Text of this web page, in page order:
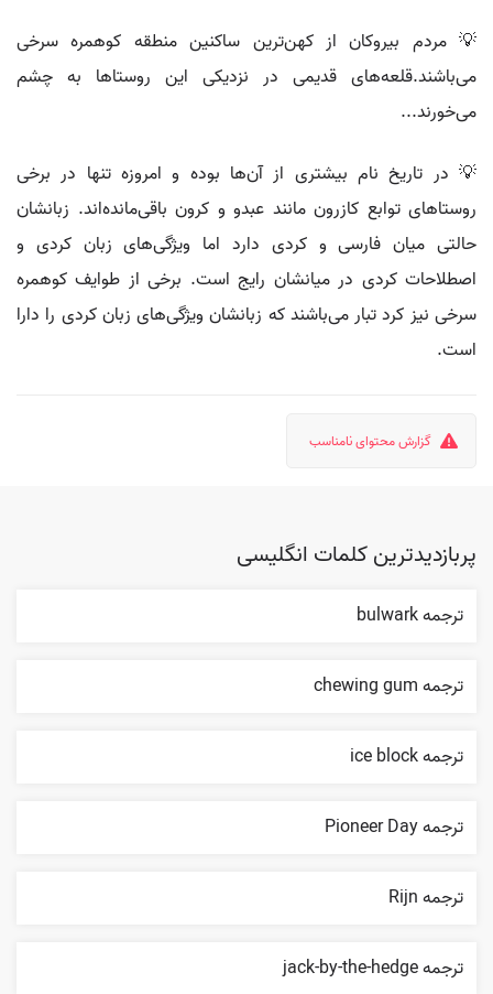
💡 مردم بیروکان از کهن‌ترین ساکنین منطقه کوهمره سرخی
می‌باشند.قلعه‌های قدیمی در نزدیکی این روستاها به چشم
می‌خورند...
💡 در تاریخ نام بیشتری از آن‌ها بوده و امروزه تنها در برخی
روستاهای توابع کازرون مانند عبدو و کرون باقی‌مانده‌اند. زبانشان
حالتی میان فارسی و کردی دارد اما ویژگی‌های زبان کردی و
اصطلاحات کردی در میانشان رایج است. برخی از طوایف کوهمره
سرخی نیز کرد تبار می‌باشند که زبانشان ویژگی‌های زبان کردی را دارا
است.
گزارش محتوای نامناسب
پربازدیدترین کلمات انگلیسی
ترجمه bulwark
ترجمه chewing gum
ترجمه ice block
ترجمه Pioneer Day
ترجمه Rijn
ترجمه jack-by-the-hedge